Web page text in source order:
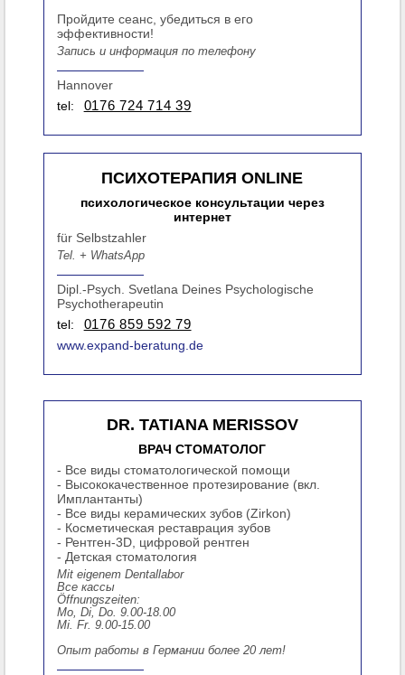
Пройдите сеанс, убедиться в его
эффективности!
Запись и информация по телефону
Hannover
tel:
0176 724 714 39
ПСИХОТЕРАПИЯ ONLINE
психологическое консультации через
интернет
für Selbstzahler
Tel. + WhatsApp
Dipl.-Psych. Svetlana Deines Psychologische
Psychotherapeutin
tel:
0176 859 592 79
www.expand-beratung.de
DR. TATIANA MERISSOV
ВРАЧ СТОМАТОЛОГ
- Все виды стоматологической помощи
- Высококачественное протезирование (вкл.
Имплантанты)
- Все виды керамических зубов (Zirkon)
- Косметическая реставрация зубов
- Рентген-3D, цифровой рентген
- Детская стоматология
Mit eigenem Dentallabor
Все кассы
Öffnungszeiten:
Mo, Di, Do. 9.00-18.00
Mi. Fr. 9.00-15.00
Опыт работы в Германии более 20 лет!